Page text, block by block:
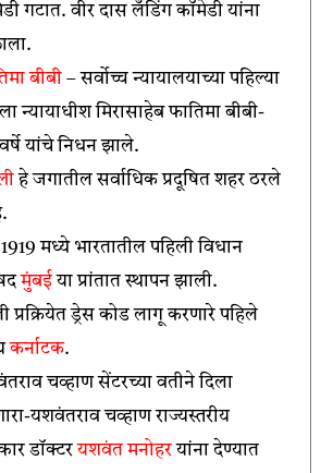
गटात. वीर दास लँडिंग कॉमेडी यांना
बीबी – सर्वोच्च न्यायालयाच्या पहिल्या
न्यायाधीश मिरासाहेब फातिमा बीबी-
यांचे निधन झाले.
हे जगातील सर्वाधिक प्रदूषित शहर ठरले
मध्ये भारतातील पहिली विधान
मुंबईया प्रांतात स्थापन झाली.
प्रक्रियेत ड्रेस कोड लागू करणारे पहिले
कर्नाटक.
चव्हाण सेंटरच्या वतीने दिला
यशवंतराव चव्हाण राज्यस्तरीय
डॉक्टरयशवंत मनोहरयांना देण्यात